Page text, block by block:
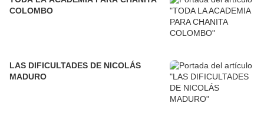
COLOMBO
LAS DIFICULTADES DE NICOLÁS
MADURO